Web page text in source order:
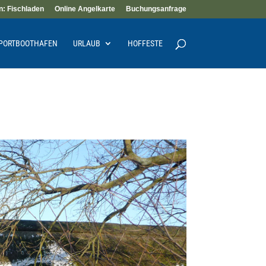
Fischladen Online Angelkarte Buchungsanfrage
URLAUB HOFFESTE